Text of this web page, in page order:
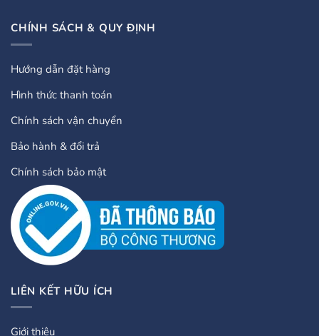
CHÍNH SÁCH & QUY ĐỊNH
Hướng dẫn đặt hàng
Hình thức thanh toán
Chính sách vận chuyển
Bảo hành & đổi trả
Chính sách bảo mật
LIÊN KẾT HỮU ÍCH
Giới thiệu